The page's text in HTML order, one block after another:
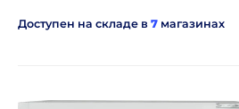
Доступен на складе в 7 магазинах